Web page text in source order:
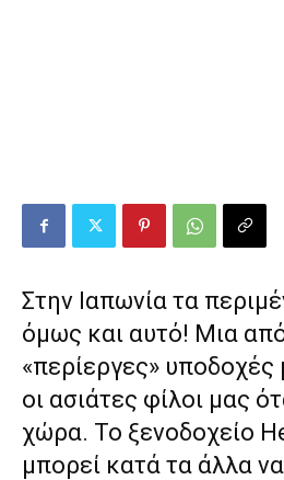
Στην Ιαπωνία τα
όμως και αυτό! Μια από
«περίεργες»
οι ασιάτες φίλοι μας
χώρα. Το ξενοδοχείο
μπορεί κατά τα άλλα να